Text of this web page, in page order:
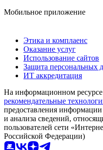
Мобильное приложение
Этика и комплаенс
Оказание услуг
Использование сайтов
Защита персональных
ИТ аккредитация
На информационном
рекомендательные
предоставления информации
и анализа сведений,
пользователей сети
Российской Федерации)